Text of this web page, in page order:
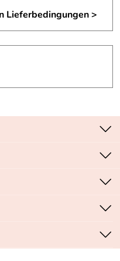
Lieferbedingungen >
PayPal Express